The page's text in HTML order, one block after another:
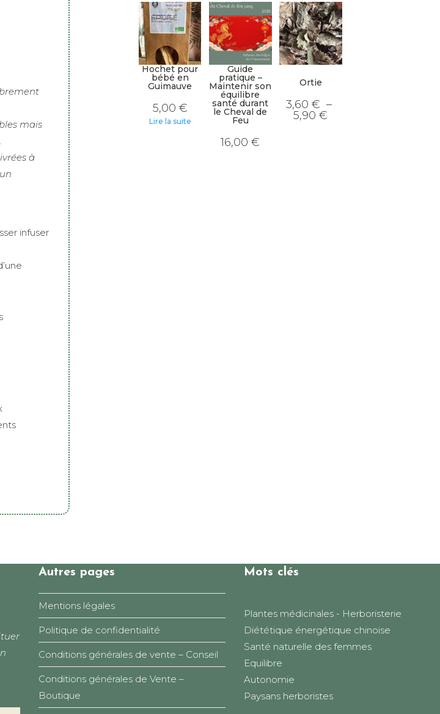
mais
à
infuser
ÉPUISÉ
Hochet pour
bébé en
Guimauve
5,00 €
Lire la suite
Guide
pratique –
Maintenir son
équilibre
santé durant
le Cheval de
Feu
16,00€
Ortie
3,60€ –
5,90€
Autres pages
Mentions légales
Politique de confidentialité
Conditions générales de vente – Conseil
Conditions générales de Vente –
Boutique
Mots clés
Plantes médicinales - Herboristerie
Diététique énergétique chinoise
Santé naturelle des femmes
Equilibre
Autonomie
Paysans herboristes